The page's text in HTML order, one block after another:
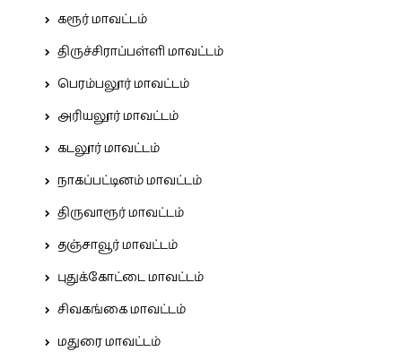
கரூர் மாவட்டம்
திருச்சிராப்பள்ளி மாவட்டம்
பெரம்பலூர் மாவட்டம்
அரியலூர் மாவட்டம்
கடலூர் மாவட்டம்
நாகப்பட்டினம் மாவட்டம்
திருவாரூர் மாவட்டம்
தஞ்சாவூர் மாவட்டம்
புதுக்கோட்டை மாவட்டம்
சிவகங்கை மாவட்டம்
மதுரை மாவட்டம்